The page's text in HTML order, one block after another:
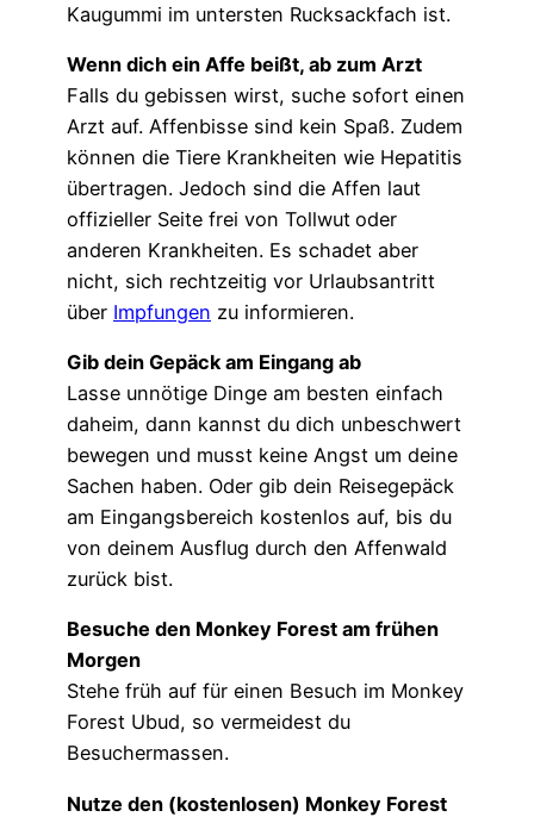
Kaugummi im untersten Rucksackfach ist.
Wenn dich ein Affe beißt, ab zum Arzt
Falls du gebissen wirst, suche sofort einen
Arzt auf. Affenbisse sind kein Spaß. Zudem
können die Tiere Krankheiten wie Hepatitis
übertragen. Jedoch sind die Affen laut
offizieller Seite frei von Tollwut oder
anderen Krankheiten. Es schadet aber
nicht, sich rechtzeitig vor Urlaubsantritt
über Impfungen zu informieren.
Gib dein Gepäck am Eingang ab
Lasse unnötige Dinge am besten einfach
daheim, dann kannst du dich unbeschwert
bewegen und musst keine Angst um deine
Sachen haben. Oder gib dein Reisegepäck
am Eingangsbereich kostenlos auf, bis du
von deinem Ausflug durch den Affenwald
zurück bist.
Besuche den Monkey Forest am frühen
Morgen
Stehe früh auf für einen Besuch im Monkey
Forest Ubud, so vermeidest du
Besuchermassen.
Nutze den (kostenlosen) Monkey Forest